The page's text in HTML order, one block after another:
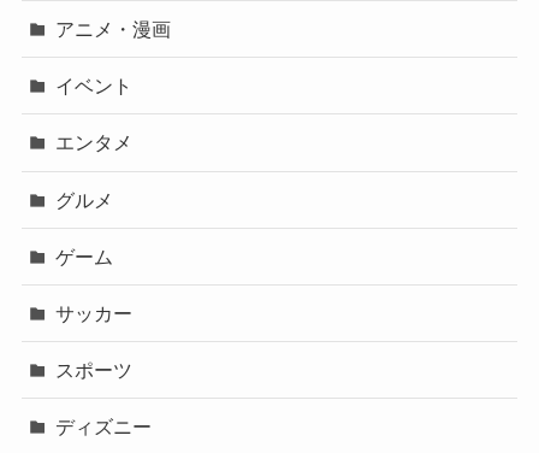
アニメ・漫画
イベント
エンタメ
グルメ
ゲーム
サッカー
スポーツ
ディズニー